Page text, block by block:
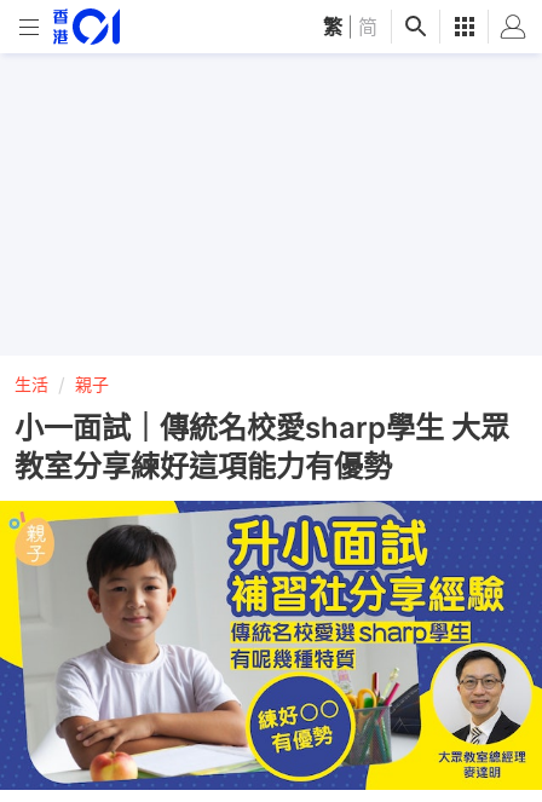
繁 简
生活 親子
小一面試｜傳統名校愛sharp學生 大眾
教室分享練好這項能力有優勢